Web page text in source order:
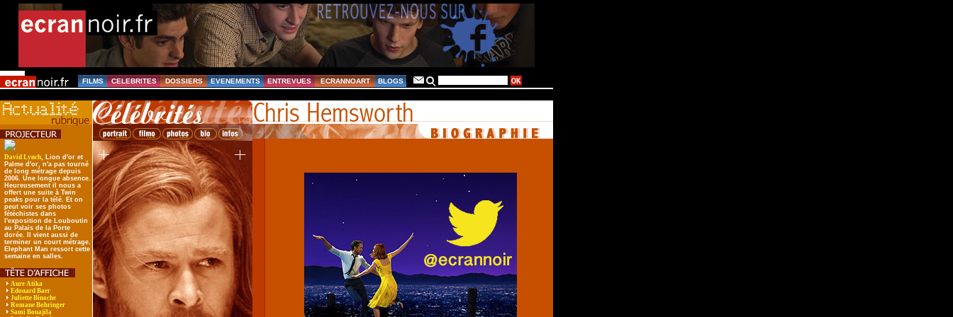
FILMS CELEBRITES DOSSIERS EVENEMENTS ENTREVUES ECRANNOART BLOGS
David Lynch, Lion d'or et
Palme d'or, n'a pas tourné
de long métrage depuis
2006. Une longue absence.
Heureusement il nous a
offert une suite à Twin
peaks pour la télé. Et on
peut voir ses photos
fétéchistes dans
l'exposition de Louboutin
au Palais de la Porte
dorée. Il vient aussi de
terminer un court métrage.
Elephant Man ressort cette
semaine en salles.
Aure Atika
Edouard Baer
Juliette Binoche
Romane Bohringer
Sami Bouajila